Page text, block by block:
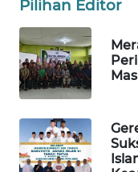
Pilihan Editor
TAMBANG
NEWS
SITUNGIR
SIDIKALANG
NEWS